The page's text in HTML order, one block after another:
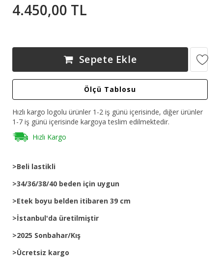
4.450,00 TL
Sepete Ekle
Ölçü Tablosu
Hızlı kargo logolu ürünler 1-2 iş günü içerisinde, diğer ürünler
1-7 iş günü içerisinde kargoya teslim edilmektedir.
Hızlı Kargo
>Beli lastikli
>34/36/38/40 beden için uygun
>Etek boyu belden itibaren 39 cm
>İstanbul'da üretilmiştir
>2025 Sonbahar/Kış
>Ücretsiz kargo